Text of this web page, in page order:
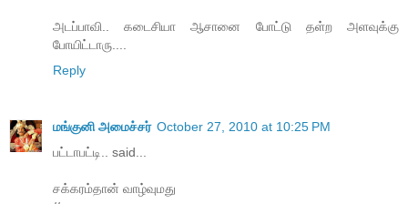
அடப்பாவி.. கடைசியா ஆசானை போட்டு தள்ற அளவுக்கு
போயிட்டாரு....
Reply
மங்குனி அமைச்சர் October 27, 2010 at 10:25 PM
பட்டாபட்டி.. said...
சக்கரம்தான் வாழ்வுமது